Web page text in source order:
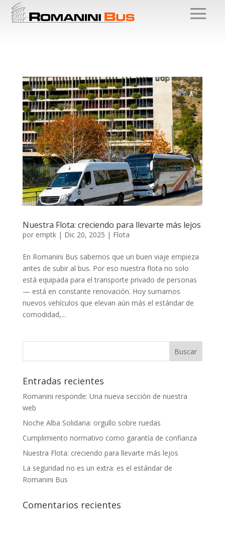
Nuestra Flota: creciendo para llevarte más lejos
por emptk| Dic 20, 2025 | Flota
En Romanini Bus sabemos que un buen viaje empieza
antes de subir al bus. Por eso nuestra flota no solo
está equipada para el transporte privado de personas
— está en constante renovación. Hoy sumamos
nuevos vehículos que elevan aún más el estándar de
comodidad,...
Entradas recientes
Romanini responde: Una nueva sección de nuestra
web
Noche Alba Solidaria: orgullo sobre ruedas
Cumplimiento normativo como garantía de confianza
Nuestra Flota: creciendo para llevarte más lejos
La seguridad no es un extra: es el estándar de
Romanini Bus
Comentarios recientes